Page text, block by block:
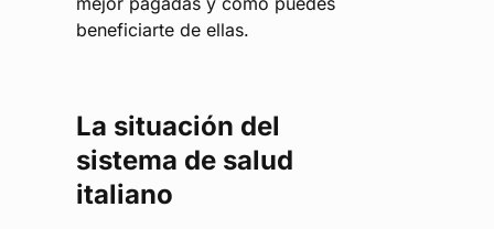
beneficiarte de ellas.
La situación del
sistema de salud
italiano